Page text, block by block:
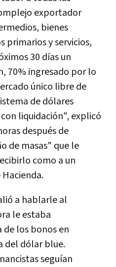
exportador
bienes
primarios y servicios,
30 días un
70% ingresado por lo
único libre de
de dólares
liquidación", explicó
después de
de masas" que le
como a un
a hablarle al
le estaba
de los bonos en
del dólar blue.
seguían